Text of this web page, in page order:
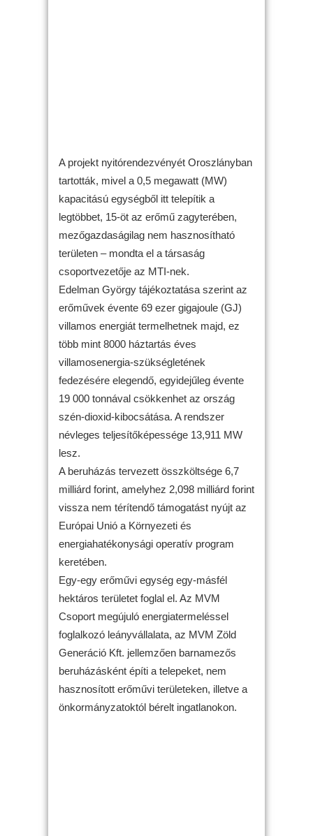
A projekt nyitórendezvényét Oroszlányban
tartották, mivel a 0,5 megawatt (MW)
kapacitású egységből itt telepítik a
legtöbbet, 15-öt az erőmű zagyterében,
mezőgazdaságilag nem hasznosítható
területen – mondta el a társaság
csoportvezetője az MTI-nek.
Edelman György tájékoztatása szerint az
erőművek évente 69 ezer gigajoule (GJ)
villamos energiát termelhetnek majd, ez
több mint 8000 háztartás éves
villamosenergia-szükségletének
fedezésére elegendő, egyidejűleg évente
19 000 tonnával csökkenhet az ország
szén-dioxid-kibocsátása. A rendszer
névleges teljesítőképessége 13,911 MW
lesz.
A beruházás tervezett összköltsége 6,7
milliárd forint, amelyhez 2,098 milliárd forint
vissza nem térítendő támogatást nyújt az
Európai Unió a Környezeti és
energiahatékonysági operatív program
keretében.
Egy-egy erőművi egység egy-másfél
hektáros területet foglal el. Az MVM
Csoport megújuló energiatermeléssel
foglalkozó leányvállalata, az MVM Zöld
Generáció Kft. jellemzően barnamezős
beruházásként építi a telepeket, nem
hasznosított erőművi területeken, illetve a
önkormányzatoktól bérelt ingatlanokon.